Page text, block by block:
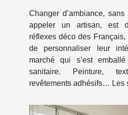
Changer d’ambiance,
appeler un artisan, est
réflexes déco des Français,
de personnaliser leur
marché qui s’est
sanitaire. Peinture,
revêtements adhésifs… Les